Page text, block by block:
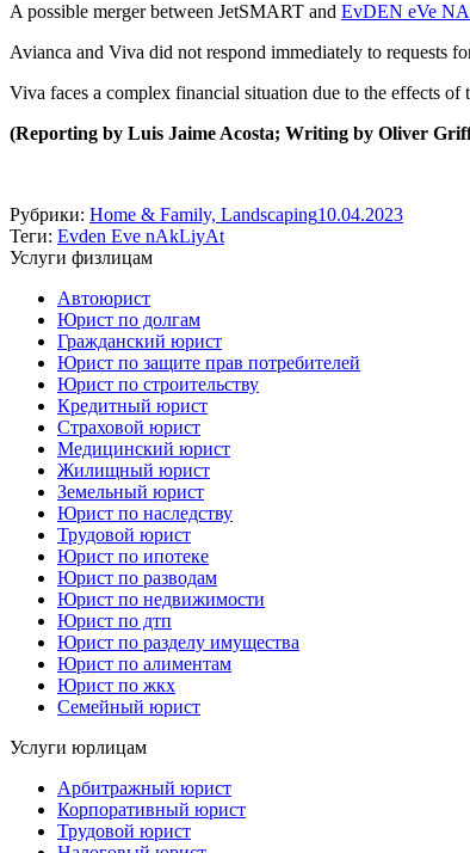
A possible merger between JetSMART and EvDEN eVe
Avianca and Viva did not respond immediately to requests
Viva faces a complex financial situation due to the effects
(Reporting by Luis Jaime Acosta; Writing by Oliver
Рубрики: Home & Family, Landscaping10.04.2023
Теги: Evden Eve nAkLiyAt
Услуги физлицам
Автоюрист
Юрист по долгам
Гражданский юрист
Юрист по защите прав потребителей
Юрист по строительству
Кредитный юрист
Страховой юрист
Медицинский юрист
Жилищный юрист
Земельный юрист
Юрист по наследству
Трудовой юрист
Юрист по ипотеке
Юрист по разводам
Юрист по недвижимости
Юрист по дтп
Юрист по разделу имущества
Юрист по алиментам
Юрист по жкх
Семейный юрист
Услуги юрлицам
Арбитражный юрист
Корпоративный юрист
Трудовой юрист